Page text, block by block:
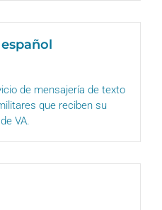
de mensajería de texto
que reciben su
VA.